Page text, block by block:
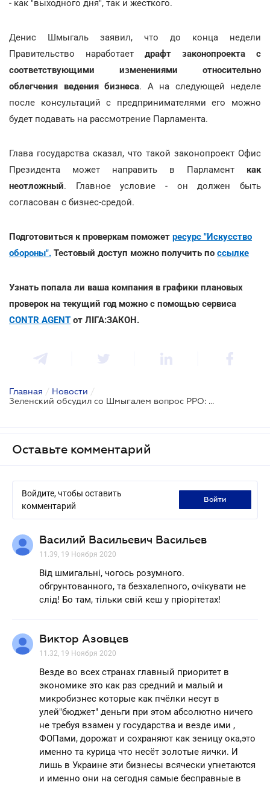
- как "выходного дня", так и жесткого.
Денис Шмыгаль заявил, что до конца недели
Правительство наработает драфт законопроекта с
соответствующими изменениями относительно
облегчения ведения бизнеса. А на следующей неделе
после консультаций с предпринимателями его можно
будет подавать на рассмотрение Парламента.
Глава государства сказал, что такой законопроект Офис
Президента может направить в Парламент как
неотложный. Главное условие - он должен быть
согласован с бизнес-средой.
Подготовиться к проверкам поможет ресурс "Искусство
обороны". Тестовый доступ можно получить по ссылке
Узнать попала ли ваша компания в графики плановых
проверок на текущий год можно с помощью сервиса
CONTR AGENT от ЛІГА:ЗАКОН.
Главная / Новости /
Зеленский обсудил со Шмыгалем вопрос РРО: Кабмин пообещал новый законопроект
Оставьте комментарий
Войдите, чтобы оставить
комментарий
войти
Василий Васильевич Васильев
11.39, 19 Ноября 2020
Вiд шмигальнi, чогось розумного.
обгрунтованного, та безхалепного, очiкувати не
слiд! Бо там, тiльки свiй кеш у прiорiтетах!
Виктор Азовцев
11.32, 19 Ноября 2020
Везде во всех странах главный приоритет в
экономике это как раз средний и малый и
микробизнес которые как пчёлки несут в
улей"бюджет" деньги при этом абсолютно ничего
не требуя взамен у государства и везде ими ,
ФОПами, дорожат и сохраняют как зеницу ока,это
именно та курица что несёт золотые яички. И
лишь в Украине эти бизнесы всячески угнетаются
и именно они на сегодня самые бесправные в